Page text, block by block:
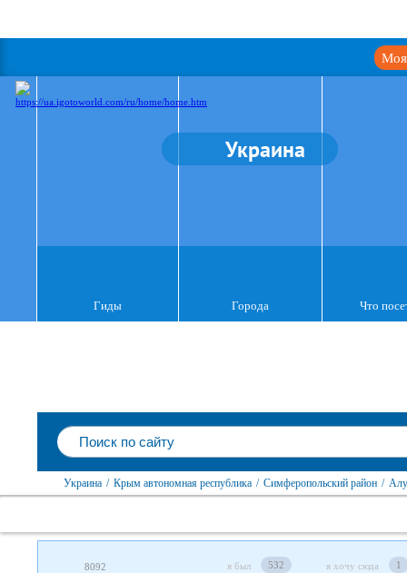
Моя
Украина
Гиды Города Что
Украина / Крым автономная республика / Симферопольский район /
8092 я был 532 я хочу сюда 1